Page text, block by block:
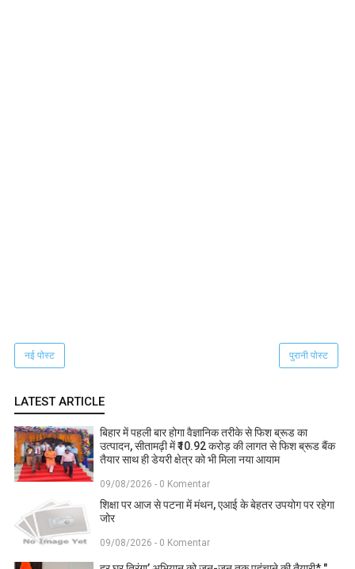
नई पोस्ट पुरानी पोस्ट
LATEST ARTICLE
बिहार में पहली बार होगा वैज्ञानिक तरीके से फिश ब्रूड का
उत्पादन, सीतामढ़ी में ₹10.92 करोड़ की लागत से फिश ब्रूड बैंक
तैयार साथ ही डेयरी क्षेत्र को भी मिला नया आयाम
09/08/2026 - 0 Komentar
शिक्षा पर आज से पटना में मंथन, एआई के बेहतर उपयोग पर रहेगा
जोर
09/08/2026 - 0 Komentar